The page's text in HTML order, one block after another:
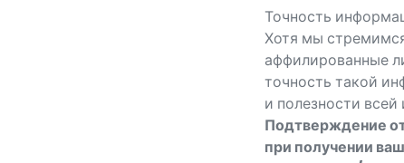
Точность
Хотя мы
аффилированные
точность такой
и полезности
Подтверждение
при получении